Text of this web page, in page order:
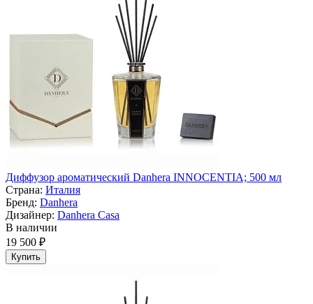
Диффузор ароматический Danhera INNOCENTIA; 500 мл
Страна: Италия
Бренд: Danhera
Дизайнер: Danhera Casa
В наличии
19 500 ₽
Купить